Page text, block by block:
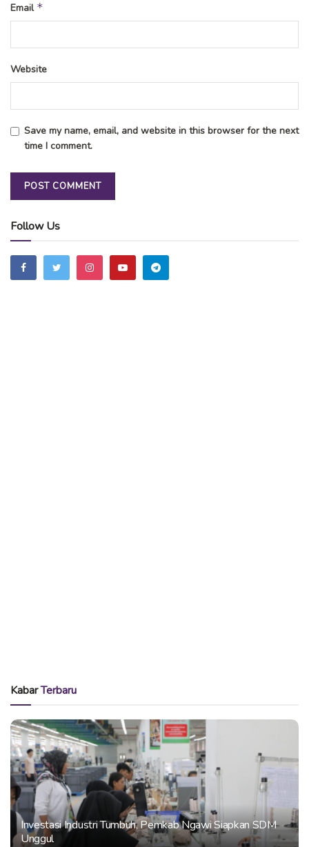
Email *
Website
Save my name, email, and website in this browser for the next
time I comment.
Follow Us
KabarTerbaru
Investasi Industri Tumbuh, Pemkab Ngawi Siapkan SDM
Unggul